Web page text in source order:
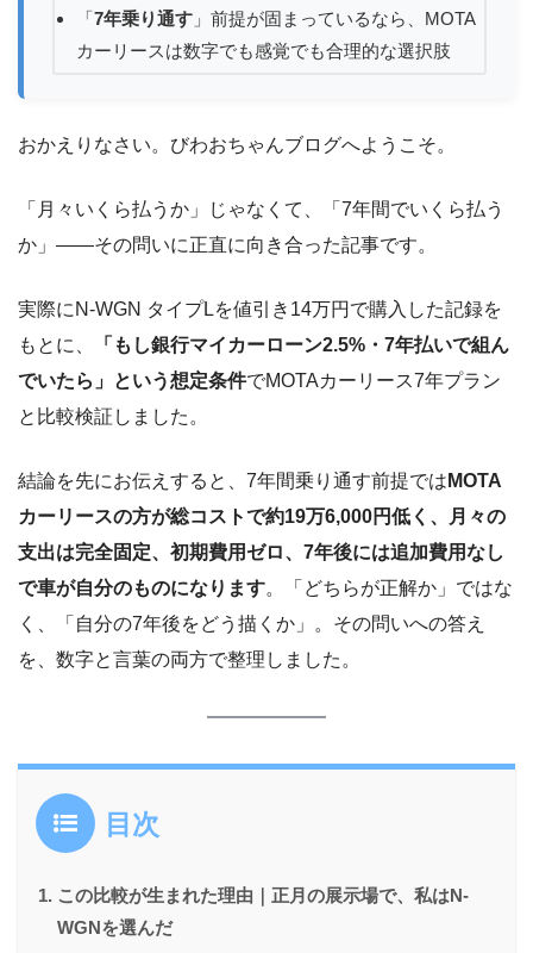
「7年乗り通す 」前提が固まっているなら、MOTA
カーリースは数字でも感覚でも合理的な選択肢
おかえりなさい。びわおちゃんブログへようこそ。
「月々いくら払うか」じゃなくて、「7年間でいくら払う
か」――その問いに正直に向き合った記事です。
実際にN-WGN タイプLを値引き14万円で購入した記録を
もとに、
「もし銀行マイカーローン2.5%・7年払いで組ん
でいたら」という想定条件でMOTAカーリース7年プラン
と比較検証しました。
結論を先にお伝えすると、7年間乗り通す前提では MOTA
カーリースの方が総コストで約19万6,000円低く、月々の
支出は完全固定、初期費用ゼロ、7年後には追加費用なし
で車が自分のものになります。「どちらが正解か」ではな
く、「自分の7年後をどう描くか」。その問いへの答え
を、数字と言葉の両方で整理しました。
目次
この比較が生まれた理由｜正月の展示場で、私はN-
WGNを選んだ